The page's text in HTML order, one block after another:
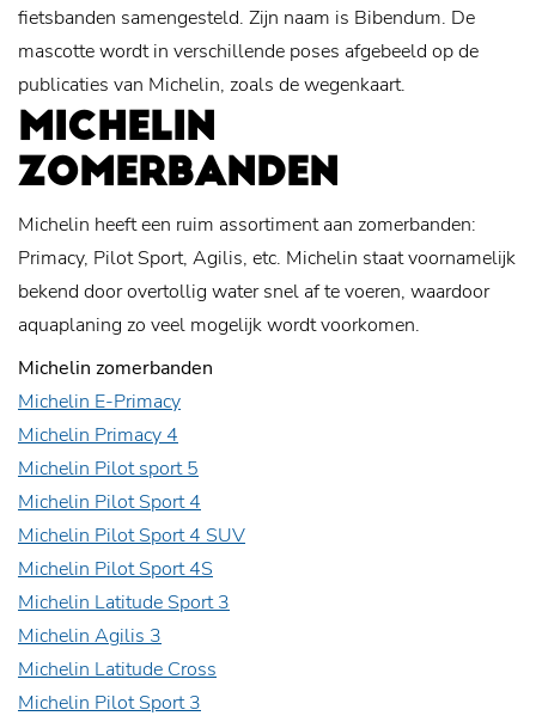
fietsbanden samengesteld. Zijn naam is Bibendum. De
mascotte wordt in verschillende poses afgebeeld op de
publicaties van Michelin, zoals de wegenkaart.
MICHELIN
ZOMERBANDEN
Michelin heeft een ruim assortiment aan zomerbanden:
Primacy, Pilot Sport, Agilis, etc. Michelin staat voornamelijk
bekend door overtollig water snel af te voeren, waardoor
aquaplaning zo veel mogelijk wordt voorkomen.
Michelin zomerbanden
Michelin E-Primacy
Michelin Primacy 4
Michelin Pilot sport 5
Michelin Pilot Sport 4
Michelin Pilot Sport 4 SUV
Michelin Pilot Sport 4S
Michelin Latitude Sport 3
Michelin Agilis 3
Michelin Latitude Cross
Michelin Pilot Sport 3